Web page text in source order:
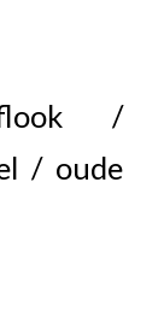
/
/ oude